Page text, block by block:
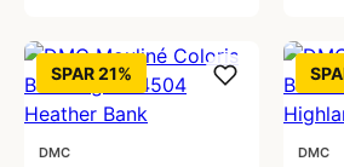
SPAR 21%
DMC DMC